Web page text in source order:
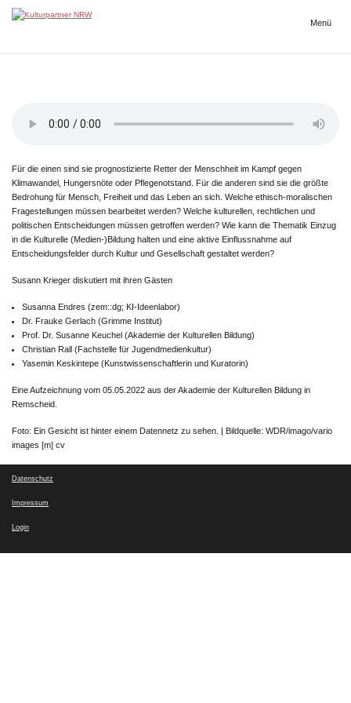
Inhalt
NRW
Menü
Für die einen sind sie prognostizierte Retter der Menschheit im Kampf gegen
Klimawandel, Hungersnöte oder Pflegenotstand. Für die anderen sind sie die größte
Bedrohung für Mensch, Freiheit und das Leben an sich. Welche ethisch-moralischen
Fragestellungen müssen bearbeitet werden? Welche kulturellen, rechtlichen und
politischen Entscheidungen müssen getroffen werden? Wie kann die Thematik Einzug
in die Kulturelle (Medien-)Bildung halten und eine aktive Einflussnahme auf
Entscheidungsfelder durch Kultur und Gesellschaft gestaltet werden?
Susann Krieger diskutiert mit ihren Gästen
Susanna Endres (zem::dg; KI-Ideenlabor)
Dr. Frauke Gerlach (Grimme Institut)
Prof. Dr. Susanne Keuchel (Akademie der Kulturellen Bildung)
Christian Rall (Fachstelle für Jugendmedienkultur)
Yasemin Keskintepe (Kunstwissenschaftlerin und Kuratorin)
Eine Aufzeichnung vom 05.05.2022 aus der Akademie der Kulturellen Bildung in
Remscheid.
Foto: Ein Gesicht ist hinter einem Datennetz zu sehen. | Bildquelle: WDR/imago/vario
images [m] cv
Datenschutz
Impressum
Login